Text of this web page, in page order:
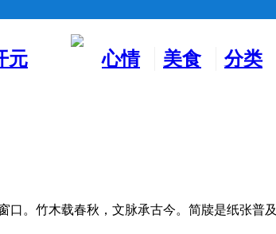
元
心情
美食
分类
口。竹木载春秋，文脉承古今。简牍是纸张普及